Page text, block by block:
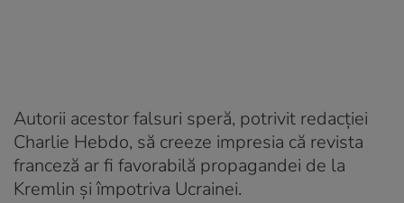
Autorii acestor falsuri speră, potrivit redacției
Charlie Hebdo, să creeze impresia că revista
franceză ar fi favorabilă propagandei de la
Kremlin și împotriva Ucrainei.